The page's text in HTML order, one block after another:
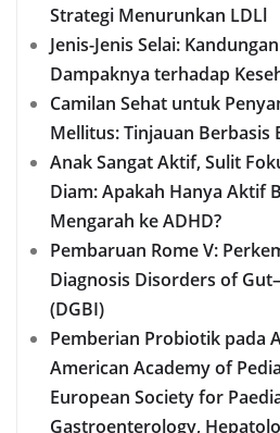
Strategi Menurunkan LDLl
Jenis-Jenis Selai:
Dampaknya terhadap
Camilan Sehat untuk
Mellitus: Tinjauan Berbasis
Anak Sangat Aktif, Sulit
Diam: Apakah Hanya Aktif
Mengarah ke ADHD?
Pembaruan Rome V:
Diagnosis Disorders of
(DGBI)
Pemberian Probiotik pada
American Academy of
European Society for
Gastroenterology,